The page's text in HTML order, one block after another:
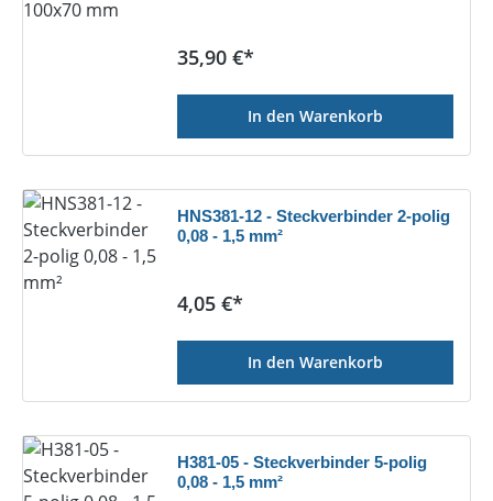
Regulärer Preis:
35,90 €*
In den Warenkorb
HNS381-12 - Steckverbinder 2-polig
0,08 - 1,5 mm²
Regulärer Preis:
4,05 €*
In den Warenkorb
H381-05 - Steckverbinder 5-polig
0,08 - 1,5 mm²